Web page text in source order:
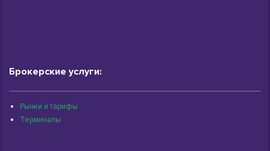
Брокерские услуги:
Рынки и тарифы
Терминалы